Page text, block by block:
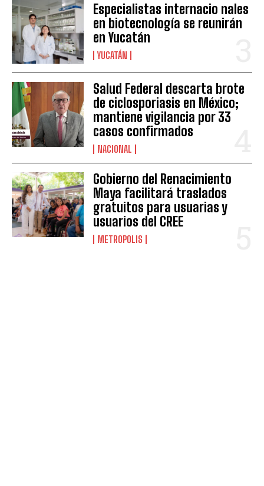
Especialistas internacio nales
en biotecnología se reunirán
en Yucatán
YUCATÁN
Salud Federal descarta brote
de ciclosporiasis en México;
mantiene vigilancia por 33
casos confirmados
NACIONAL
Gobierno del Renacimiento
Maya facilitará traslados
gratuitos para usuarias y
usuarios del CREE
METROPOLIS